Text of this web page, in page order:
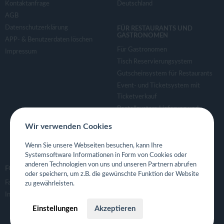
Kontaktanfrage
AGB
Datenschutzerklärung
APP- & Benutzerdaten löschen
Impressum
Deutschland
FÜR RESTAURANTS UND
GASTRONOMEN
Für Gastronomen
Tisch Reservierungsystem
Gutscheinsystem für Restaurants
Event- und Ticketsystem mit
Ticketverkauf
Bestellsystem Lieferung und
Eigene App für Restaurant
FOLGE UNS
Facebook
Instagram
Wir verwenden Cookies
Wenn Sie unsere Webseiten besuchen, kann Ihre
Systemsoftware Informationen in Form von Cookies oder
anderen Technologien von uns und unseren Partnern abrufen
oder speichern, um z.B. die gewünschte Funktion der Website
zu gewährleisten.
Einstellungen Akzeptieren